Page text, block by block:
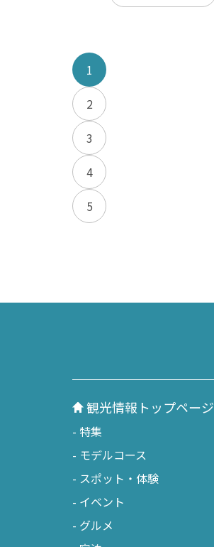
1
2
3
4
5
観光情報トップページ
特集
モデルコース
スポット・体験
イベント
グルメ